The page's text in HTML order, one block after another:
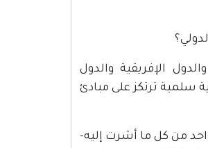
الإفريقية والدول
سلمية ترتكز على مبادئ
من كل ما أشرت إليه-